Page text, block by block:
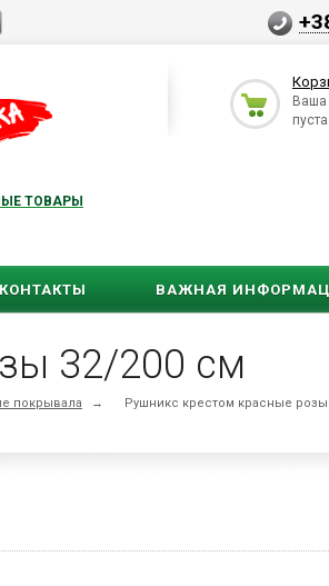
ТОВАРЫ
Ваша
пуста
ВАЖНАЯ
32/200 см
покрывала → Рушникс крестом красные розы